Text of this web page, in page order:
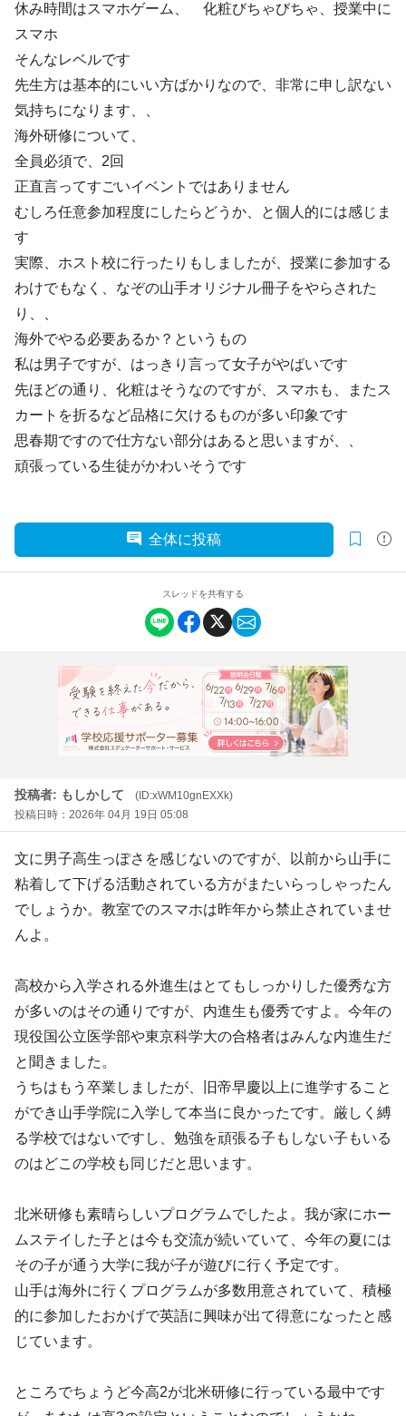
休み時間はスマホゲーム、 化粧びちゃびちゃ、授業中に
スマホ
そんなレベルです
先生方は基本的にいい方ばかりなので、非常に申し訳ない
気持ちになります、、
海外研修について、
全員必須で、2回
正直言ってすごいイベントではありません
むしろ任意参加程度にしたらどうか、と個人的には感じま
す
実際、ホスト校に行ったりもしましたが、授業に参加する
わけでもなく、なぞの山手オリジナル冊子をやらされた
り、、
海外でやる必要あるか？というもの
私は男子ですが、はっきり言って女子がやばいです
先ほどの通り、化粧はそうなのですが、スマホも、またス
カートを折るなど品格に欠けるものが多い印象です
思春期ですので仕方ない部分はあると思いますが、、
頑張っている生徒がかわいそうです
全体に投稿
スレッドを共有する
投稿者: もしかして
(ID:xWM10gnEXXk)
投稿日時：2026年 04月 19日 05:08
文に男子高生っぽさを感じないのですが、以前から山手に
粘着して下げる活動されている方がまたいらっしゃったん
でしょうか。教室でのスマホは昨年から禁止されていませ
んよ。
高校から入学される外進生はとてもしっかりした優秀な方
が多いのはその通りですが、内進生も優秀ですよ。今年の
現役国公立医学部や東京科学大の合格者はみんな内進生だ
と聞きました。
うちはもう卒業しましたが、旧帝早慶以上に進学すること
ができ山手学院に入学して本当に良かったです。厳しく縛
る学校ではないですし、勉強を頑張る子もしない子もいる
のはどこの学校も同じだと思います。
北米研修も素晴らしいプログラムでしたよ。我が家にホー
ムステイした子とは今も交流が続いていて、今年の夏には
その子が通う大学に我が子が遊びに行く予定です。
山手は海外に行くプログラムが多数用意されていて、積極
的に参加したおかげで英語に興味が出て得意になったと感
じています。
ところでちょうど今高2が北米研修に行っている最中です